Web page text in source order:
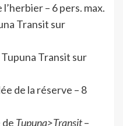
– 6 pers. max.
Transit sur
Transit sur
de la réserve – 8
de Tupuna>Transit–